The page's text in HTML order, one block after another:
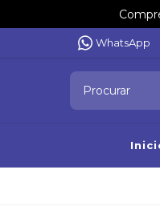
WhatsApp